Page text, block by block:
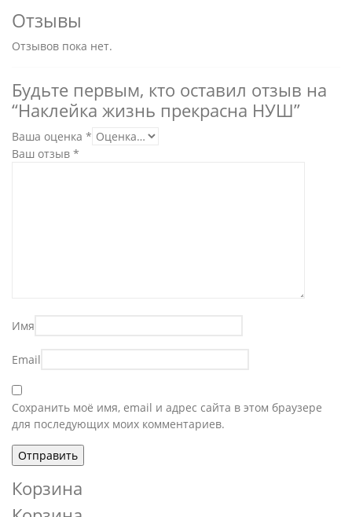
Отзывы
Отзывов пока нет.
Будьте первым, кто оставил отзыв на
“Наклейка жизнь прекрасна НУШ”
Ваша оценка *
Ваш отзыв *
Имя
Email
Сохранить моё имя, email и адрес сайта в этом браузере
для последующих моих комментариев.
Корзина